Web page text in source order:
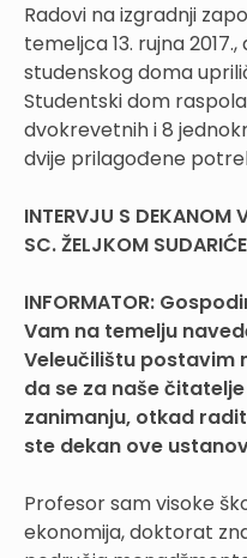
Radovi na izgradnji
temeljca 13. rujna
studenskog doma
Studentski dom
dvokrevetnih i 8
dvije prilagođene
INTERVJU S DEKANOM
SC. ŽELJKOM
INFORMATOR:
Vam na temelju
Veleučilištu postavim
da se za naše
zanimanju, otkad
ste dekan ove
Profesor sam visoke
ekonomija, doktorat